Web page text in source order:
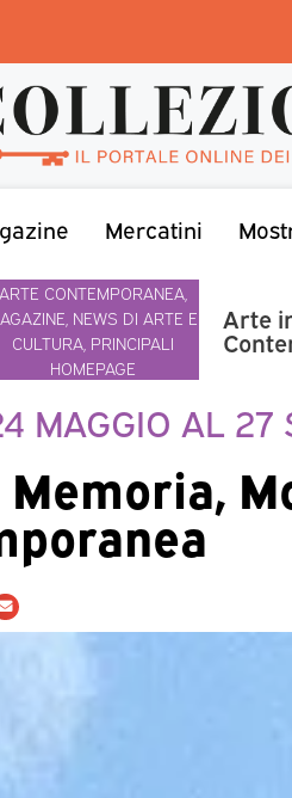
Mercatini
ARTE CONTEMPORANEA
NEWS DI ARTE E
CULTURA PRINCIPALI
HOMEPAGE
Arte
MAGGIO AL 27